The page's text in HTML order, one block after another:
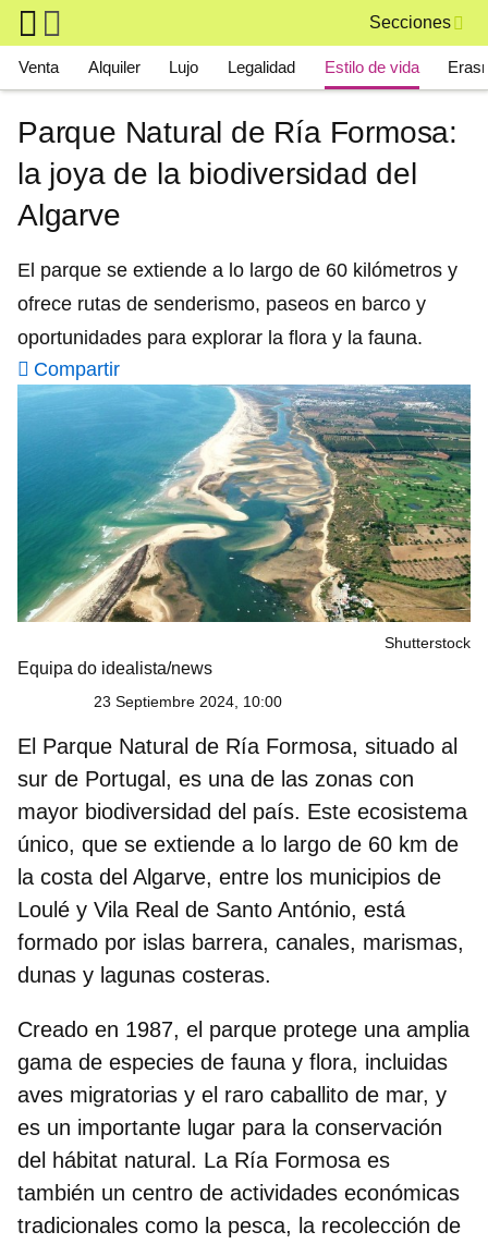
Skip to main content
Secciones
Main navigation
Venta Alquiler Lujo Legalidad Estilo de vida
Parque Natural de Ría Formosa:
la joya de la biodiversidad del
Algarve
El parque se extiende a lo largo de 60 kilómetros y
ofrece rutas de senderismo, paseos en barco y
oportunidades para explorar la flora y la fauna.
Compartir
Shutterstock
Equipa do idealista/news
23 Septiembre 2024, 10:00
El Parque Natural de Ría Formosa, situado al
sur de Portugal, es una de las zonas con
mayor biodiversidad del país. Este ecosistema
único, que se extiende a lo largo de 60 km de
la costa del Algarve, entre los municipios de
Loulé y Vila Real de Santo António, está
formado por islas barrera, canales, marismas,
dunas y lagunas costeras.
Creado en 1987, el parque protege una amplia
gama de especies de fauna y flora, incluidas
aves migratorias y el raro caballito de mar, y
es un importante lugar para la conservación
del hábitat natural. La Ría Formosa es
también un centro de actividades económicas
tradicionales como la pesca, la recolección de